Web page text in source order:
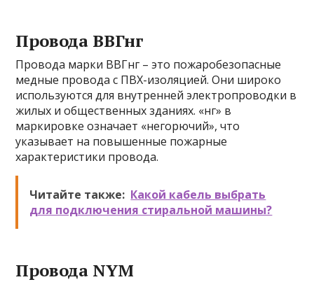
Провода ВВГнг
Провода марки ВВГнг – это пожаробезопасные
медные провода с ПВХ-изоляцией. Они широко
используются для внутренней электропроводки в
жилых и общественных зданиях. «нг» в
маркировке означает «негорючий», что
указывает на повышенные пожарные
характеристики провода.
Читайте также: Какой кабель выбрать
для подключения стиральной машины?
Провода NYM